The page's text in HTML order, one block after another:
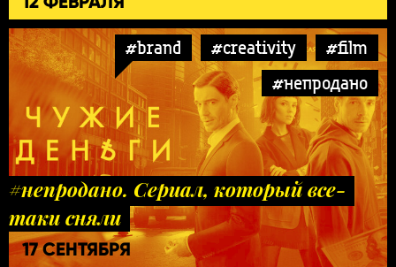
#brand #creativity
#film
#непродано
#непродано. Сериал, который все-
таки сняли
17 СЕНТЯБРЯ